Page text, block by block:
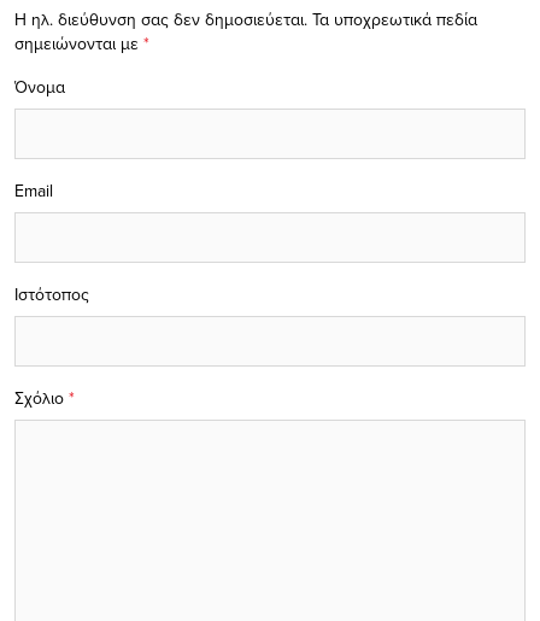
Η ηλ. διεύθυνση σας δεν δημοσιεύεται. Τα υποχρεωτικά πεδία
σημειώνονται με *
Σχόλιο *
Όνομα
Email
Ιστότοπος